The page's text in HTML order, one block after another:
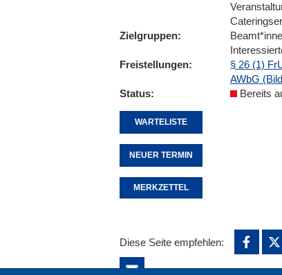
Zielgruppen
Freistellungen
§ 26 (1)
AWbG
Status
Bereits
WARTELISTE
NEUER TERMIN
MERKZETTEL
Diese Seite empfehlen: